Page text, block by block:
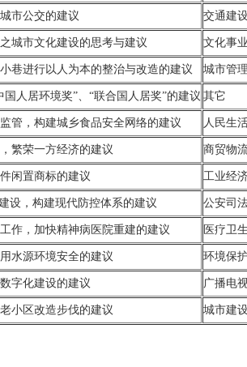
市公交的建议 交通建
城市文化建设的思考与建议 文化事业
巷进行以人为本的整治与改造的建议 城市管理
国人居环境奖”、“联合国人居奖”的建议 其它
管，构建城乡食品安全网络的建议 人民生
繁荣一方经济的建议 商贸物
闲置商标的建议 工业经
设，构建现代防控体系的建议 公安司
作，加快精神病医院重建的建议 医疗卫生
水源环境安全的建议 环境保护
字化建设的建议 广播电
小区改造步伐的建议 城市建